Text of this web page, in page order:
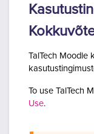
TalTech Moodle
To use TalTech
Use.